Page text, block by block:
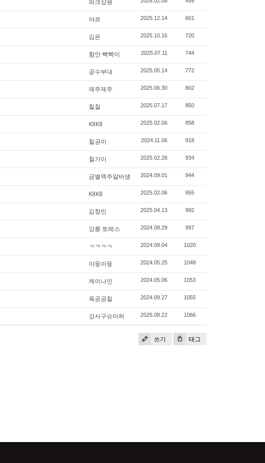
파크상원
야르 2025.12.14 601
김은 2025.10.16 720
함안 빡빡이 2025.07.11 744
공수부대 2025.05.14 772
제주제주 2025.06.30 802
칠칠 2025.07.17 850
K8K8 2025.02.06 858
칠공이 2024.11.06 918
칠가이 2025.02.26 934
금별맥주알바생 2024.09.01 944
K8K8 2025.02.06 955
김창민 2025.04.13 992
강릉 토레스 2024.08.29 997
ㅋㅋㅋㅋ 2024.09.04 1020
아둥아둥 2024.05.25 1048
케이나인 2024.05.06 1053
육공공칠 2024.09.27 1055
강서구슈마허 2025.08.22 1066
쓰기 태그